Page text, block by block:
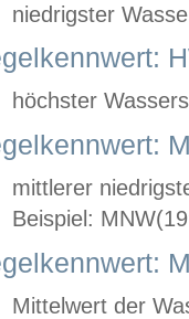
niedrigster
höchster
mittlerer
Beispiel:
Mittelwert der